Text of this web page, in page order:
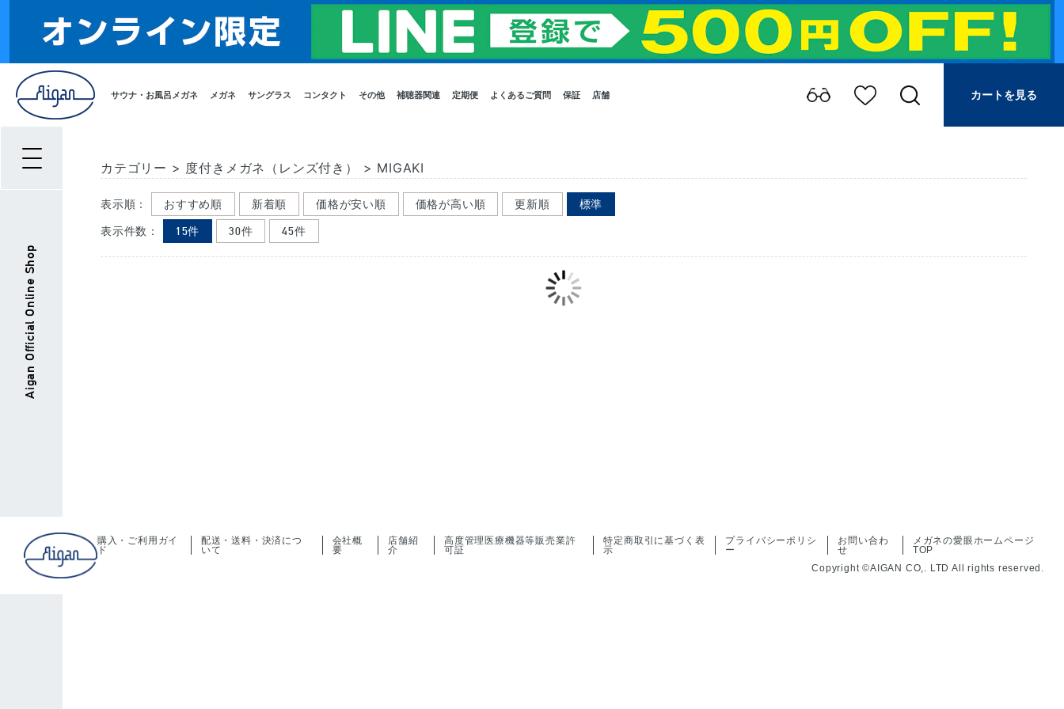
サウナ・お風呂メガネ メガネ サングラス コンタクト その他 補聴器関連 定期便 よくあるご質問 保証 店舗 カートを見る
カテゴリー > 度付きメガネ（レンズ付き） > MIGAKI
表示順： おすすめ順 新着順 価格が安い順 価格が高い順 更新順 標準
表示件数： 15件 30件 45件
Aigan Official Online Shop
購入・ご利用ガイ
ド
配送・送料・決済につ
いて
会社概
要
店舗紹
介
高度管理医療機器等販売業許
可証
特定商取引に基づく表
示
プライバシーポリシ
ー
お問い合わ
せ
メガネの愛眼ホームページ
TOP
Copyright ©AIGAN CO,. LTD All rights reserved.